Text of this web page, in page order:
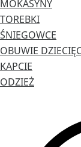
MOKASYNY
TOREBKI
ŚNIEGOWCE
OBUWIE
KAPCIE
ODZIEŻ